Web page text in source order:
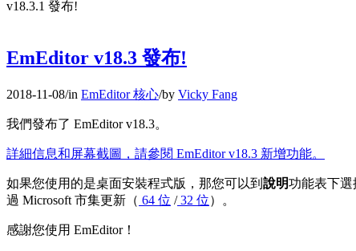
v18.3.1 發布!
EmEditor v18.3 發布!
2018-11-08/in EmEditor 核心/by Vicky Fang
我們發布了 EmEditor v18.3。
詳細信息和屏幕截圖，請參閱 EmEditor v18.3 新增功能。
如果您使用的是桌面安裝程式版，那您可以到 說明功能表下選
過 Microsoft 市集更新（ 64 位 /32 位）。
感謝您使用 EmEditor！